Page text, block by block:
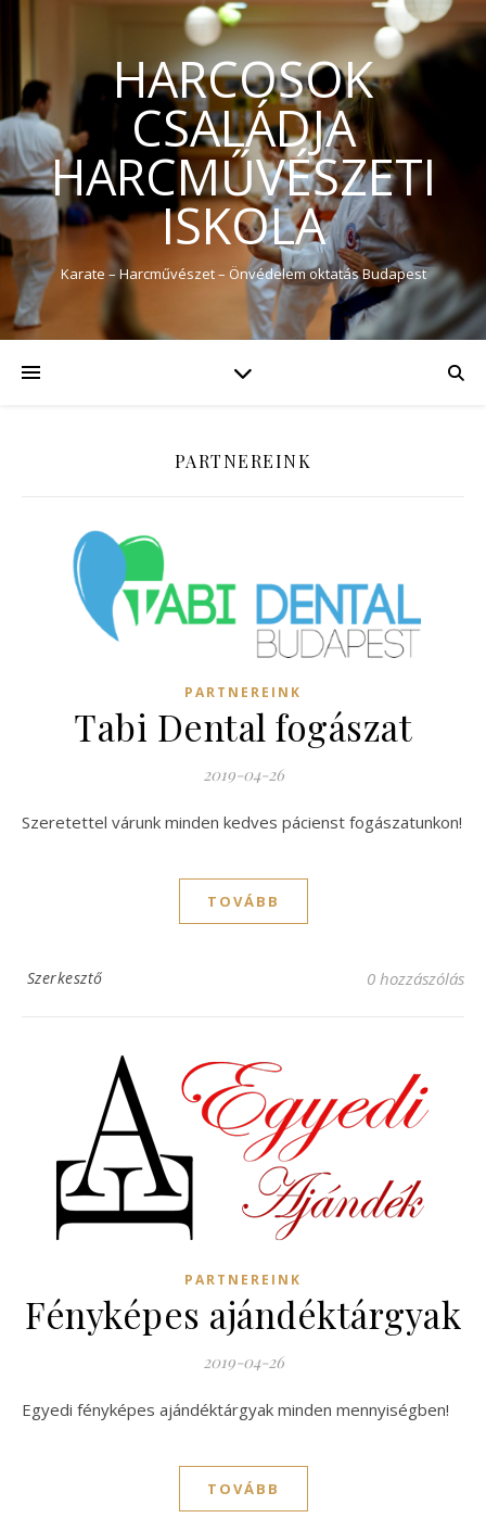
HARCOSOK
CSALÁDJA
HARCMŰVÉSZETI
ISKOLA
Karate – Harcművészet – Önvédelem oktatás Budapest
PARTNEREINK
PARTNEREINK
Tabi Dental fogászat
2019-04-26
Szeretettel várunk minden kedves pácienst fogászatunkon!
TOVÁBB
Szerkesztő 0 hozzászólás
PARTNEREINK
Fényképes ajándéktárgyak
2019-04-26
Egyedi fényképes ajándéktárgyak minden mennyiségben!
TOVÁBB